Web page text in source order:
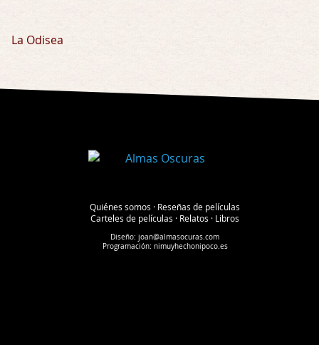
La Odisea
Quiénes somos · Reseñas de películas
Carteles de películas · Relatos · Libros
Diseño:joan@almasocuras.com
Programación: nimuyhechonipoco.es